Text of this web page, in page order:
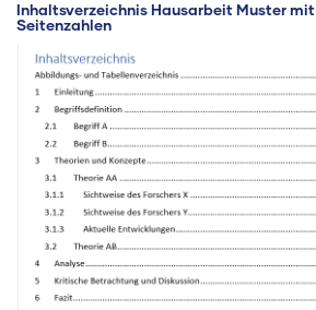
Inhaltsverzeichnis Hausarbeit Muster
Seitenzahlen